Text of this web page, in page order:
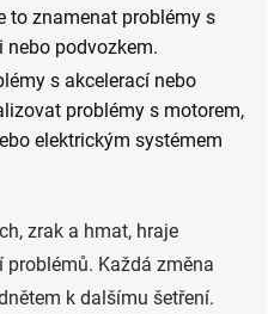
to znamenat problémy s
podvozkem.
s akcelerací nebo
problémy s motorem,
elektrickým systémem
zrak a hmat, hraje
Každá změna
k dalšímu šetření.